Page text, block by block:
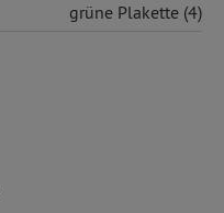
grüne Plakette (4)